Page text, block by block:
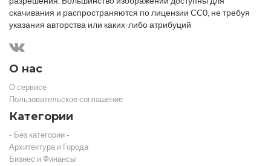
скачивания и распространяются по лицензии CC0, не требуя
указания авторства или каких-либо атрибуций
О нас
О сервисе
Пользовательское соглашение
Категории
- Без категории -
Архитектура и Города
Бизнес и Финансы